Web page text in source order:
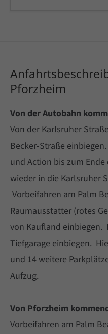
Pforzheim
Von der Autobahn
Von der Karlsruher
Becker-Straße
und Action bis zum
wieder in die Karlsruher
Vorbeifahren am Palm
Raumausstatter (rotes
von Kaufland einbiegen.
Tiefgarage einbiegen.
und 14 weitere
Aufzug.
Von Pforzheim
Vorbeifahren am Palm